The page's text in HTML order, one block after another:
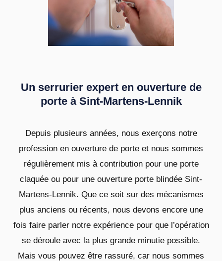
Un serrurier expert en ouverture de
porte à Sint-Martens-Lennik
Depuis plusieurs années, nous exerçons notre
profession en ouverture de porte et nous sommes
régulièrement mis à contribution pour une porte
claquée ou pour une ouverture porte blindée Sint-
Martens-Lennik. Que ce soit sur des mécanismes
plus anciens ou récents, nous devons encore une
fois faire parler notre expérience pour que l’opération
se déroule avec la plus grande minutie possible.
Mais vous pouvez être rassuré, car nous sommes